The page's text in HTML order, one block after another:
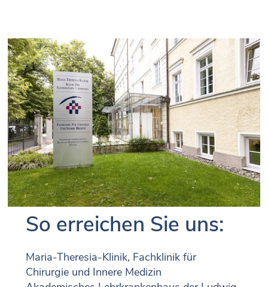
So erreichen Sie uns:
Maria-Theresia-Klinik, Fachklinik für
Chirurgie und Innere Medizin